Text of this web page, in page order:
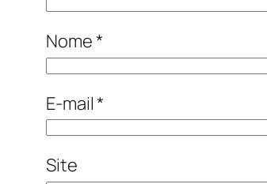
Nome*
E-mail*
Site